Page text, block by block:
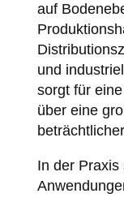
auf
und
sorgt für
über eine
In der Praxis